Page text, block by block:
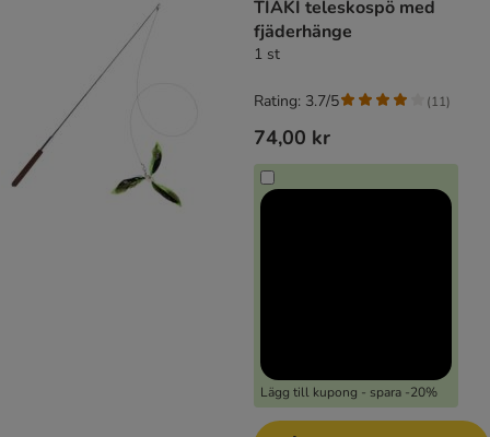
TIAKI teleskospö med
fjäderhänge
1 st
74,00 kr
Lägg till kupong - spara -20%
Rating: 3.7/5 (11)